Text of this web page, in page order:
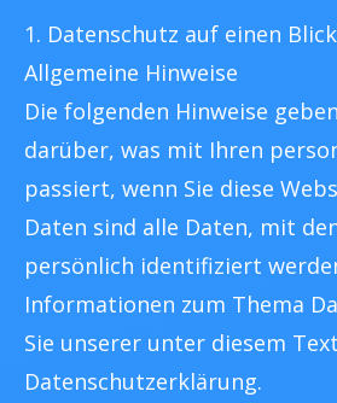
1. Datenschutz auf einen Blick
Allgemeine Hinweise
Die folgenden Hinweise
darüber, was mit Ihren
passiert, wenn Sie diese
Daten sind alle Daten, mit
persönlich identifiziert
Informationen zum Thema
Sie unserer unter diesem
Datenschutzerklärung.